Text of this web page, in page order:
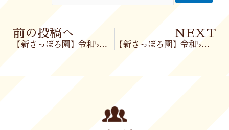
Prev
前の投稿へ
【新さっぽろ園】令和5年3月9日(木)
NEXT
【新さっぽろ園】令和5年3月10日(金)